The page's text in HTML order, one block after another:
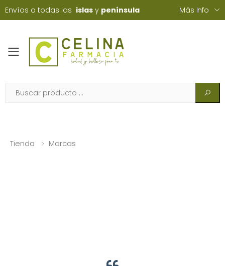
Envíos a todas las islas y península Más Info
Toggle mobile menu
Tienda Marcas